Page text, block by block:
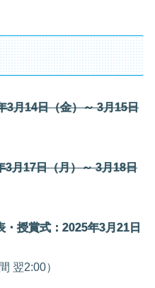
3月14日（金）～ 3月15日
3月17日（月）～ 3月18日
授賞式：2025年3月21日
翌2:00）